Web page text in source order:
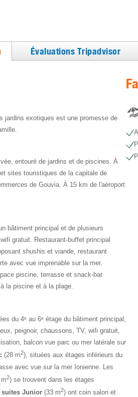
Évaluations Tripadvisor
jardins exotiques est une promesse de
entouré de jardins et de piscines. À
sites touristiques de la capitale de
de Gouvia. À 15 km de l'aéroport
bâtiment principal et de plusieurs
gratuit. Restaurant-buffet principal
shushis et viande, restaurant
avec vue imprenable sur la mer.
piscine, terrasse et snack-bar.
la piscine et à la plage.
du 4ᵉ au 6ᵉ étage du bâtiment principal,
peignoir, chaussons, TV, wifi gratuit,
balcon vue parc ou mer latérale sur
(28 m2), situées aux étages inférieurs du
avec vue sur la mer Ionienne. Les
2) se trouvent dans les étages
suites Junior (33 m2) ont coin salon et